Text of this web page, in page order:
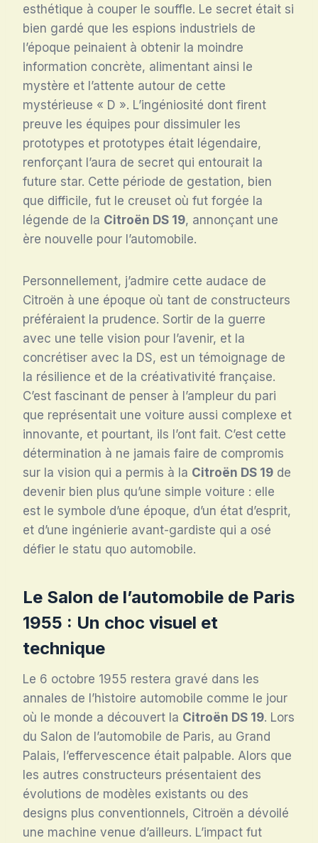
esthétique à couper le souffle. Le secret était si
bien gardé que les espions industriels de
l’époque peinaient à obtenir la moindre
information concrète, alimentant ainsi le
mystère et l’attente autour de cette
mystérieuse « D ». L’ingéniosité dont firent
preuve les équipes pour dissimuler les
prototypes et prototypes était légendaire,
renforçant l’aura de secret qui entourait la
future star. Cette période de gestation, bien
que difficile, fut le creuset où fut forgée la
légende de la Citroën DS 19, annonçant une
ère nouvelle pour l’automobile.
Personnellement, j’admire cette audace de
Citroën à une époque où tant de constructeurs
préféraient la prudence. Sortir de la guerre
avec une telle vision pour l’avenir, et la
concrétiser avec la DS, est un témoignage de
la résilience et de la créativativité française.
C’est fascinant de penser à l’ampleur du pari
que représentait une voiture aussi complexe et
innovante, et pourtant, ils l’ont fait. C’est cette
détermination à ne jamais faire de compromis
sur la vision qui a permis à la Citroën DS 19 de
devenir bien plus qu’une simple voiture : elle
est le symbole d’une époque, d’un état d’esprit,
et d’une ingénierie avant-gardiste qui a osé
défier le statu quo automobile.
Le Salon de l’automobile de Paris
1955 : Un choc visuel et
technique
Le 6 octobre 1955 restera gravé dans les
annales de l’histoire automobile comme le jour
où le monde a découvert la Citroën DS 19. Lors
du Salon de l’automobile de Paris, au Grand
Palais, l’effervescence était palpable. Alors que
les autres constructeurs présentaient des
évolutions de modèles existants ou des
designs plus conventionnels, Citroën a dévoilé
une machine venue d’ailleurs. L’impact fut